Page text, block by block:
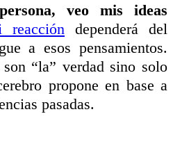
veo mis ideas
reacción dependerá del
a esos pensamientos.
“la” verdad sino solo
propone en base a
pasadas.